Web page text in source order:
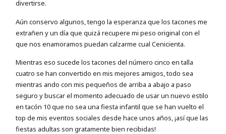
divertirse.
Aún conservo algunos, tengo la esperanza que los tacones me
extrañen y un día que quizá recupere mi peso original con el
que nos enamoramos puedan calzarme cual Cenicienta.
Mientras eso sucede los tacones del número cinco en talla
cuatro se han convertido en mis mejores amigos, todo sea
mientras ando con mis pequeños de arriba a abajo a paso
seguro y buscar el momento adecuado de usar un nuevo estilo
en tacón 10 que no sea una fiesta infantil que se han vuelto el
top de mis eventos sociales desde hace unos años, ¡así que las
fiestas adultas son gratamente bien recibidas!